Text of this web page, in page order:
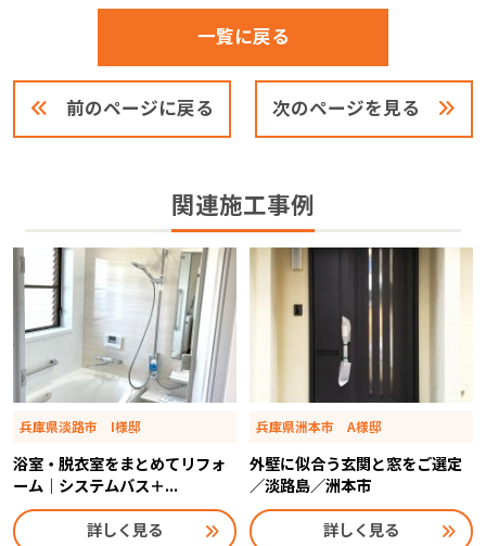
前のページに戻る
一覧に戻る
次のページを見る
関連施工事例
兵庫県淡路市 I様邸
浴室・脱衣室をまとめてリフォ
ーム｜システムバス＋...
詳しく見る
兵庫県洲本市 A様邸
外壁に似合う玄関と窓をご選定
／淡路島／洲本市
詳しく見る